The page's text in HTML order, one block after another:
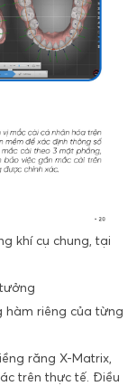
khí cụ chung, tại
hàm riêng của từng
răng X-Matrix,
trên thực tế. Điều